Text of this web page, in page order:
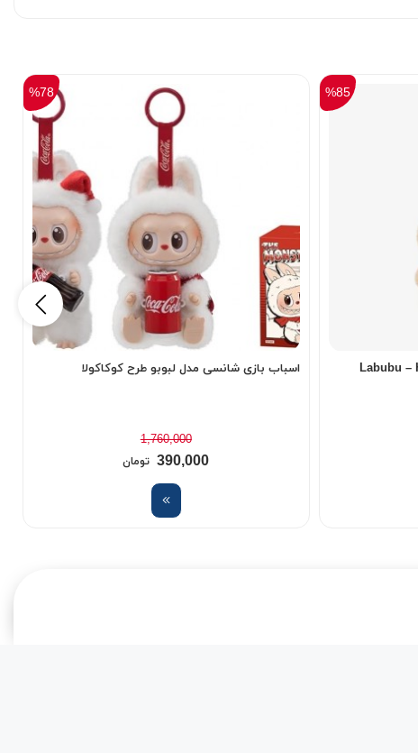
%85
اسباب بازی شانسی مدل لبوبو طرح کوکاکولا
1,760,000
%78
390,000 تومان